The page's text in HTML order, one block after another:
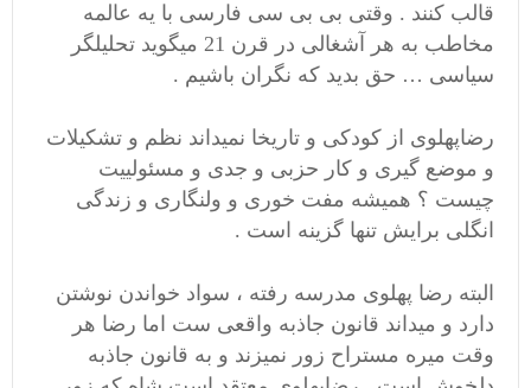
قالب کنند . وقتی بی بی سی فارسی با یه عالمه
مخاطب به هر آشغالی در قرن 21 میگوید تحلیلگر
سیاسی … حق بدید که نگران باشیم .
رضاپهلوی از کودکی و تاریخا نمیداند نظم و تشکیلات
و موضع گیری و کار حزبی و جدی و مسئولییت
چیست ؟ همیشه مفت خوری و ولنگاری و زندگی
انگلی برایش تنها گزینه است .
البته رضا پهلوی مدرسه رفته ، سواد خواندن نوشتن
دارد و میداند قانون جاذبه واقعی ست اما رضا هر
وقت میره مستراح زور نمیزند و به قانون جاذبه